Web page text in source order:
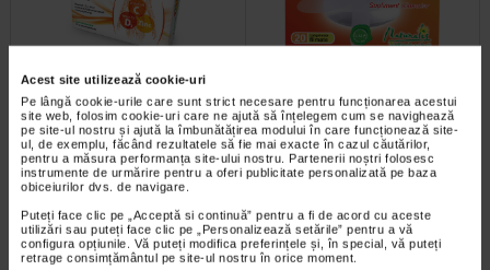
Acest site utilizează cookie-uri
Pe lângă cookie-urile care sunt strict necesare pentru funcționarea acestui
site web, folosim cookie-uri care ne ajută să înțelegem cum se navighează
pe site-ul nostru și ajută la îmbunătățirea modului în care funcționează site-
ul, de exemplu, făcând rezultatele să fie mai exacte în cazul căutărilor,
pentru a măsura performanța site-ului nostru. Partenerii noștri folosesc
instrumente de urmărire pentru a oferi publicitate personalizată pe baza
obiceiurilor dvs. de navigare.
Puteți face clic pe „Acceptă si continuă” pentru a fi de acord cu aceste
utilizări sau puteți face clic pe „Personalizează setările” pentru a vă
configura opțiunile. Vă puteți modifica preferințele și, în special, vă puteți
retrage consimțământul pe site-ul nostru în orice moment.
ImunoSuport 1000, 30
comprimate, NATURALIS
Vitaminele C, D3 si zincul
contribuie la functionarea normala
Cardioforte, 20 comprimate
filmate, NATURALIS
CardioForte de la Naturalis este un
supliment alimentar ce contine o